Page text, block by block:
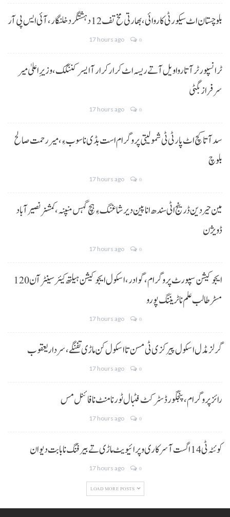
بلوچستان اٹ سیکورٹی کاروائی، بھارتی مخ تف 12 دہشتگرد خلنگار،آئی ایس پی آر
17 hours ago 0
ٹرانسپورٹر آتا روا ویل آتے ریسہ اٹ کرار کرار آ ایسر کننگک ،وزیرِ اعلیٰ میر
سرفراز بگٹی
17 hours ago 0
سد آتا کچ اٹ پارٹی ٹی شمولیتی پروگرام است بڈی نا سوب ءِ،میر رحمت صالح
بلوچ
17 hours ago 0
مین حیردین ڈرینج اٹی سندھ انا پین دیر شاغنگ ءِ ہچ گہس منپنہ،کمشنر نصیرآباد
ڈویژن
17 hours ago 0
ایجوکیشن سپورٹ پروگرام،گوادر، اسکول ایجوکیشن ہیلتھ کیئر سینٹر آن 120
مسڑ طالب علم نا ٹریننگ پورو
17 hours ago 0
گرلز مڈل اسکول پیرکزی ٹی مسن تا اسکول کن ماڑی تفنگے، سردار یعقوب
17 hours ago 0
رائز پروگرام، پنجگور ڈسٹرکٹ فٹبال ٹورنامنٹ نا فائنل مس
17 hours ago 0
کوئٹہ ٹی 14 اگست آ سرکاری و پرائیویٹ ماڑی تے بیرفنگ نا بابت دیوان
17 hours ago 0
LOAD MORE POSTS